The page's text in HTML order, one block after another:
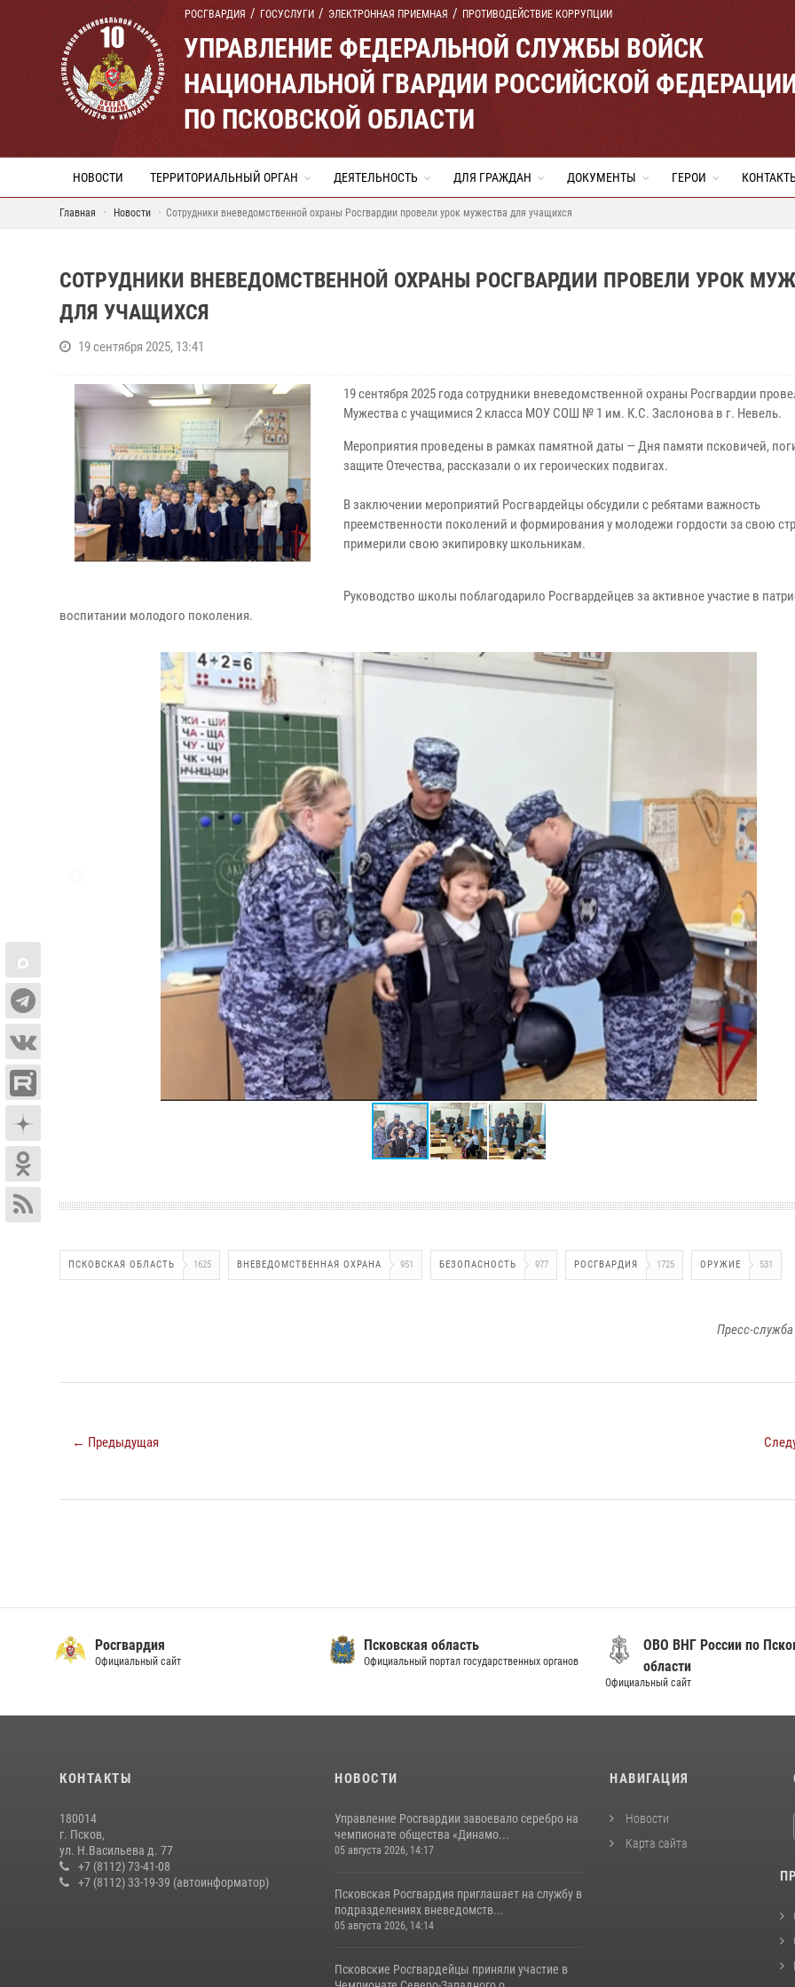
РОСГВАРДИЯ ГОСУСЛУГИ ЭЛЕКТРОННАЯ ПРИЕМНАЯ ПРОТИВОДЕЙСТВИЕ КОРРУПЦИИ
УПРАВЛЕНИЕ ФЕДЕРАЛЬНОЙ СЛУЖБЫ ВОЙСК
НАЦИОНАЛЬНОЙ ГВАРДИИ РОССИЙСКОЙ
ПО ПСКОВСКОЙ ОБЛАСТИ
НОВОСТИ ТЕРРИТОРИАЛЬНЫЙ ОРГАН ДЕЯТЕЛЬНОСТЬ ДЛЯ ГРАЖДАН ДОКУМЕНТЫ ГЕРОИ
Главная Новости Сотрудники вневедомственной охраны Росгвардии провели урок мужества для учащихся
СОТРУДНИКИ ВНЕВЕДОМСТВЕННОЙ ОХРАНЫ РОСГВАРДИИ ПРОВЕЛИ УРОК
ДЛЯ УЧАЩИХСЯ
19 сентября 2025, 13:41
19 сентября 2025 года сотрудники вневедомственной охраны Росгвардии
Мужества с учащимися 2 класса МОУ СОШ № 1 им. К.С. Заслонова в г. Невель.
Мероприятия проведены в рамках памятной даты — Дня памяти псковичей,
защите Отечества, рассказали о их героических подвигах.
В заключении мероприятий Росгвардейцы обсудили с ребятами важность
преемственности поколений и формирования у молодежи гордости за свою
примерили свою экипировку школьникам.
Руководство школы поблагодарило Росгвардейцев за активное участие в
воспитании молодого поколения.
ПСКОВСКАЯ ОБЛАСТЬ 1625 ВНЕВЕДОМСТВЕННАЯ ОХРАНА 951 БЕЗОПАСНОСТЬ 977 РОСГВАРДИЯ 1725 ОРУЖИЕ 531
Пресс-служба
← Предыдущая
Росгвардия
Официальный сайт
Псковская область
Официальный портал государственных органов
ОВО ВНГ России по
области
Официальный сайт
КОНТАКТЫ
180014
г. Псков,
ул. Н.Васильева д. 77
+7 (8112) 73-41-08
+7 (8112) 33-19-39 (автоинформатор)
НОВОСТИ
Управление Росгвардии завоевало серебро на
чемпионате общества «Динамо...
05 августа 2026, 14:17
Псковская Росгвардия приглашает на службу в
подразделениях вневедомств...
05 августа 2026, 14:14
Псковские Росгвардейцы приняли участие в
НАВИГАЦИЯ
Новости
Карта сайта